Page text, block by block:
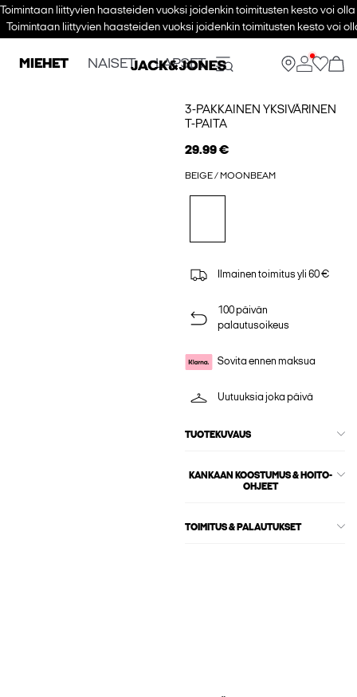
Toimintaan liittyvien haasteiden vuoksi joidenkin toimitusten kesto voi
Toimintaan liittyvien haasteiden vuoksi joidenkin toimitusten kesto
MIEHET NAISET LAPSET
3-PAKKAINEN YKSIVÄRINEN
T-PAITA
29.99 €
BEIGE / MOONBEAM
Ilmainen toimitus yli 60 €
100 päivän
palautusoikeus
Sovita ennen maksua
Uutuuksia joka päivä
TUOTEKUVAUS
KANKAAN KOOSTUMUS & HOITO-
OHJEET
TOIMITUS & PALAUTUKSET